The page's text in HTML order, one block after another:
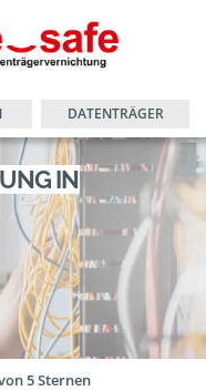
DATENTRÄGER
IN
5 Sternen